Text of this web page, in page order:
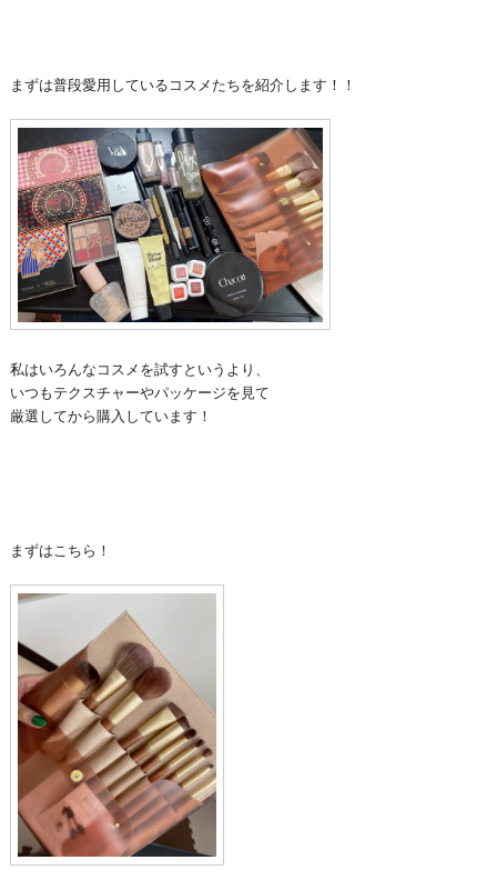
まずは普段愛用しているコスメたちを紹介します！！
私はいろんなコスメを試すというより、
いつもテクスチャーやパッケージを見て
厳選してから購入しています！
まずはこちら！